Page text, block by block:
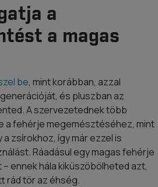
a
a magas
be, mint korábban, azzal
és pluszban az
A szervezetednek több
a fehérje megemésztéséhez, mint
zsírokhoz, így már ezzel is
Ráadásul egy magas fehérje
ennek hála kiküszöbölheted azt,
rád tör az éhség.